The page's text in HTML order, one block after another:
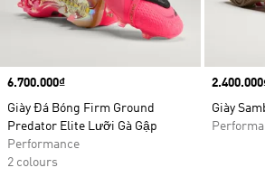
Price
6.700.000₫
Giày Đá Bóng Firm Ground
Predator Elite Lưỡi Gà Gập
Performance
2 colours
Price
Giày